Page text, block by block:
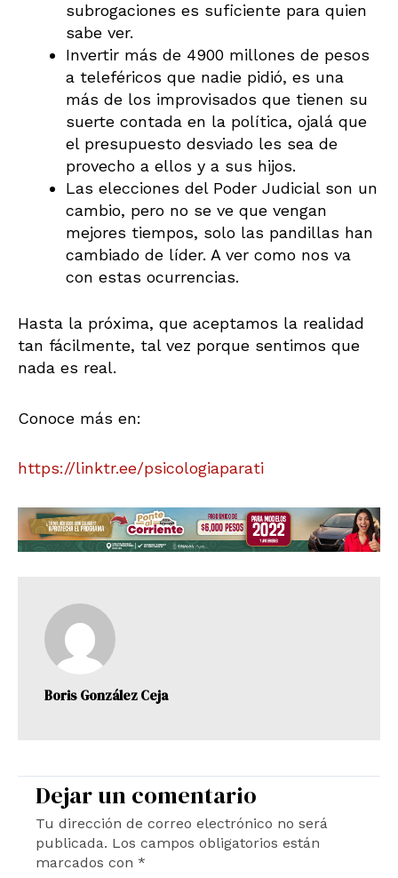
subrogaciones es suficiente para quien
sabe ver.
Invertir más de 4900 millones de pesos
a teleféricos que nadie pidió, es una
más de los improvisados que tienen su
suerte contada en la política, ojalá que
el presupuesto desviado les sea de
provecho a ellos y a sus hijos.
Las elecciones del Poder Judicial son un
cambio, pero no se ve que vengan
mejores tiempos, solo las pandillas han
cambiado de líder. A ver como nos va
con estas ocurrencias.
Hasta la próxima, que aceptamos la realidad
tan fácilmente, tal vez porque sentimos que
nada es real.
Conoce más en:
https://linktr.ee/psicologiaparati
Boris González Ceja
Dejar un comentario
Tu dirección de correo electrónico no será
publicada. Los campos obligatorios están
marcados con *